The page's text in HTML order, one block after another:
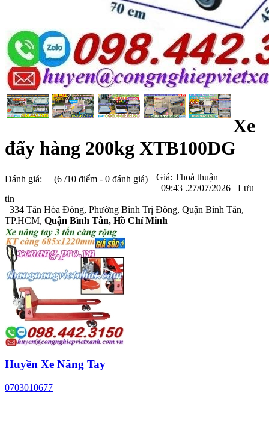
Xe
đẩy hàng 200kg XTB100DG
Đánh giá: (6 /10 điểm - 0 đánh giá) Giá: Thoả thuận
09:43 .27/07/2026
Lưu
tin
334 Tân Hòa Đông, Phường Bình Trị Đông, Quận Bình Tân,
TP.HCM, Quận Bình Tân, Hồ Chí Minh
Huyền Xe Nâng Tay
0703010677